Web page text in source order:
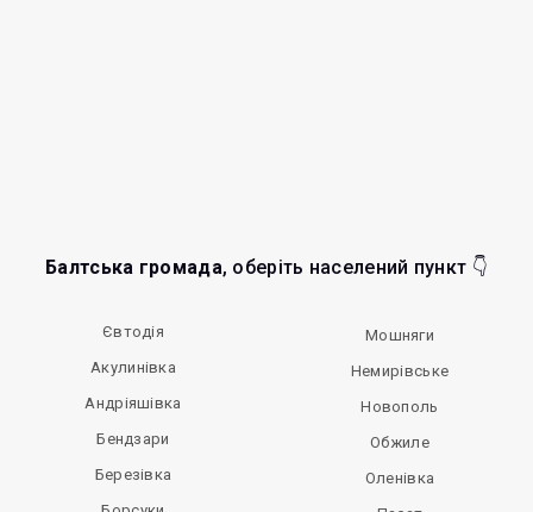
Балтська громада, оберіть населений пункт 👇
Євтодія
Акулинівка
Андріяшівка
Бендзари
Березівка
Мошняги
Немирівське
Новополь
Обжиле
Оленівка